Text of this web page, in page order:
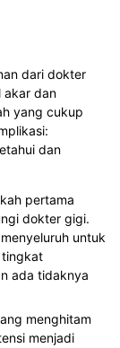
dari dokter
akar dan
yang cukup
dan
pertama
dokter gigi.
untuk
tingkat
ada tidaknya
menghitam
menjadi